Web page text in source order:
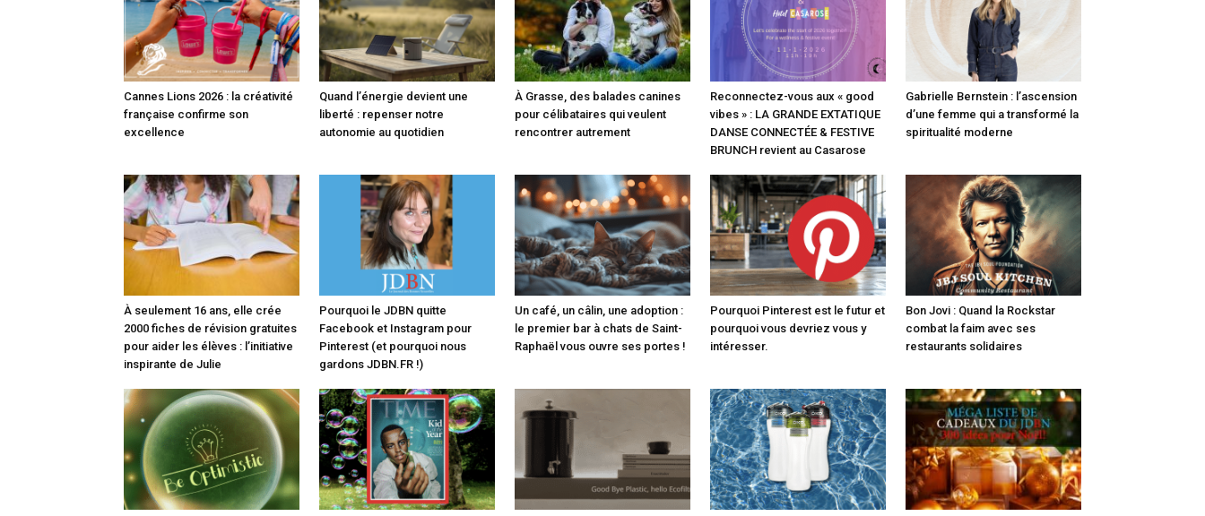
Cannes Lions 2026 : la créativité
française confirme son
excellence
Quand l’énergie devient une
liberté : repenser notre
autonomie au quotidien
À Grasse, des balades canines
pour célibataires qui veulent
rencontrer autrement
Reconnectez-vous aux « good
vibes » : LA GRANDE EXTATIQUE
DANSE CONNECTÉE & FESTIVE
BRUNCH revient au Casarose
Gabrielle Bernstein : l’ascension
d’une femme qui a transformé la
spiritualité moderne
À seulement 16 ans, elle crée
2000 fiches de révision gratuites
pour aider les élèves : l’initiative
inspirante de Julie
Pourquoi le JDBN quitte
Facebook et Instagram pour
Pinterest (et pourquoi nous
gardons JDBN.FR !)
Un café, un câlin, une adoption :
le premier bar à chats de Saint-
Raphaël vous ouvre ses portes !
Pourquoi Pinterest est le futur et
pourquoi vous devriez vous y
intéresser.
Bon Jovi : Quand la Rockstar
combat la faim avec ses
restaurants solidaires